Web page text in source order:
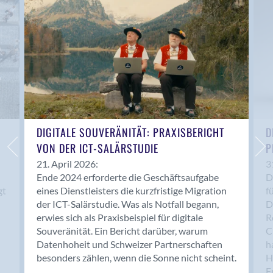
Anwil
Appenzell
Au SG
Baar
Baden
Balsthal
Balzers
Basel
Bassersdorf
Belp
Bendern
Benken (SG)
Bergdietikon
Berlin
Bern
Bern - Liebefeld
DIGITALE SOUVERÄNITÄT: PRAXISBERICHT
VON DER ICT-SALÄRSTUDIE
21. April 2026:
Ende 2024 erforderte die Geschäftsaufgabe
eines Dienstleisters die kurzfristige Migration
der ICT-Salärstudie. Was als Notfall begann,
erwies sich als Praxisbeispiel für digitale
Souveränität. Ein Bericht darüber, warum
Datenhoheit und Schweizer Partnerschaften
besonders zählen, wenn die Sonne nicht scheint.